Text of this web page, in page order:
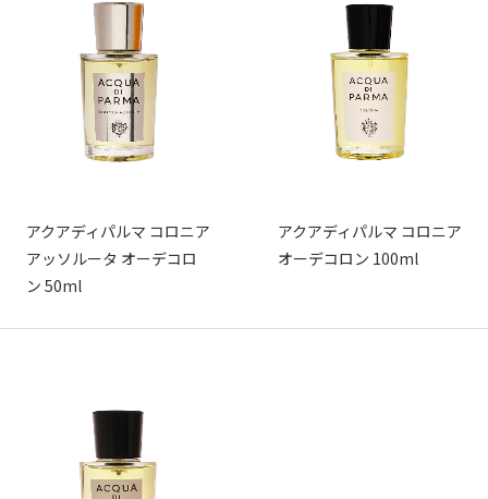
アクアディパルマ コロニア
アッソルータ オーデコロ
ン 50ml
アクアディパルマ コロニア
オーデコロン 100ml